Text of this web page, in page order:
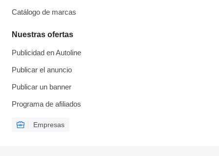
Catálogo de marcas
Nuestras ofertas
Publicidad en Autoline
Publicar el anuncio
Publicar un banner
Programa de afiliados
Empresas